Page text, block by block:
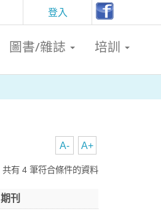
登入
圖書/雜誌 培訓
A+
A-
共有 4 筆符合條件的資料
期刊